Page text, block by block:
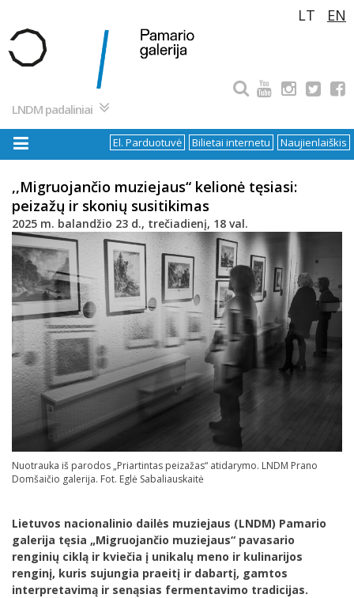
turinio
LT EN
LNDM padaliniai
Naujienlaiškis
Bilietai internetu
El. Parduotuvė
,,Migruojančio muziejaus“ kelionė tęsiasi:
peizažų ir skonių susitikimas
2025 m. balandžio 23 d., trečiadienį, 18 val.
Nuotrauka iš parodos „Priartintas peizažas“ atidarymo. LNDM Prano
Domšaičio galerija. Fot. Eglė Sabaliauskaitė
Lietuvos nacionalinio dailės muziejaus (LNDM) Pamario
galerija tęsia „Migruojančio muziejaus“ pavasario
renginių ciklą ir kviečia į unikalų meno ir kulinarijos
renginį, kuris sujungia praeitį ir dabartį, gamtos
interpretavimą ir senąsias fermentavimo tradicijas.